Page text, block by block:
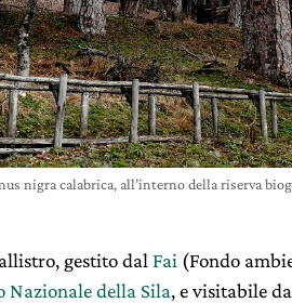
nigra calabrica, all’interno della riserva
gestito dal Fai (Fondo
Nazionale della Sila, e visitabile